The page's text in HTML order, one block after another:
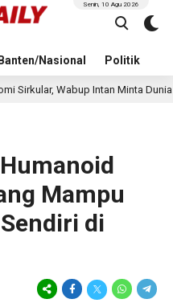
Banten/Nasional Politik
Senin, 10 Agu 2026
Intan Minta Dunia Usaha
Mampu
di